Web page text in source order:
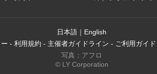
日本語 ｜ English
- 利用規約 - 主催者ガイドライン - ご利用ガイド
写真：アフロ
© LY Corporation